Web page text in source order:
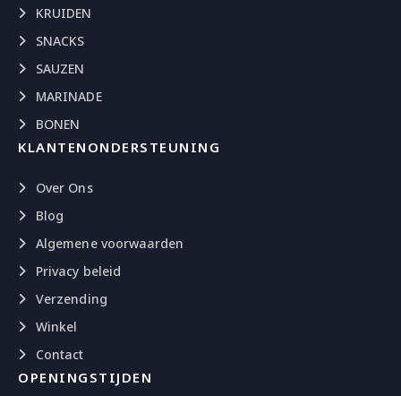
KRUIDEN
SNACKS
SAUZEN
MARINADE
BONEN
KLANTENONDERSTEUNING
Over Ons
Blog
Algemene voorwaarden
Privacy beleid
Verzending
Winkel
Contact
OPENINGSTIJDEN